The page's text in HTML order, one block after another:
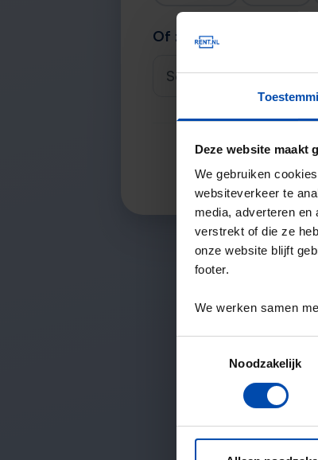
Deze website maakt
We gebruiken
websiteverkeer te
media, adverteren
verstrekt of die ze
onze website blijft
footer.
We werken samen
Noodzakelijk
Of zoek je stad
Selecteer een plaats